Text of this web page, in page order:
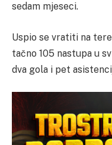
sedam mjeseci.
Uspio se vratiti na
tačno 105 nastupa u
dva gola i pet